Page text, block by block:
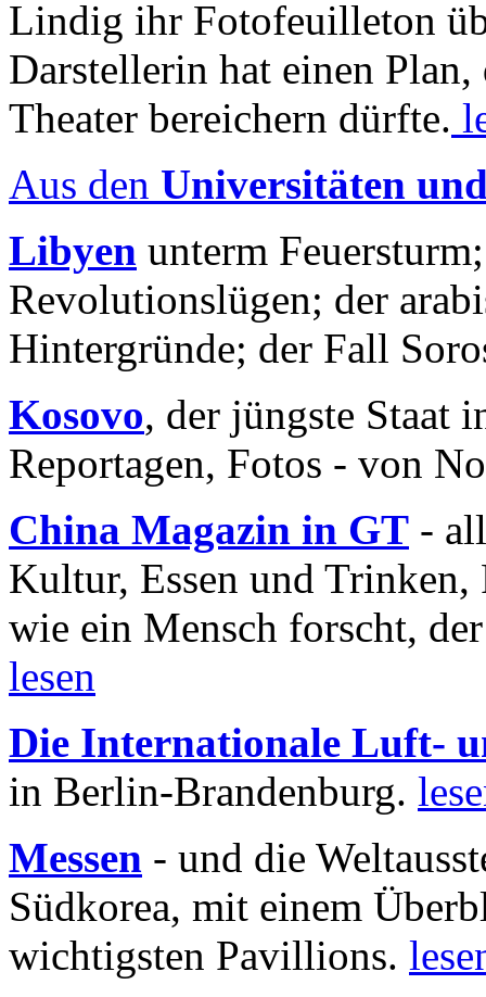
Lindig ihr Fotofeuilleton
Darstellerin hat einen Plan,
Theater bereichern dürfte.
Aus den Universitäten
Libyen unterm
Revolutionslügen; der
Hintergründe; der Fall
Kosovo, der jüngste Staat
Reportagen, Fotos - von
China Magazin in GT -
Kultur, Essen und
wie ein Mensch forscht,
lesen
Die Internationale Luft-
in Berlin-Brandenburg.
Messen - und die
Südkorea, mit einem
wichtigsten Pavillions.